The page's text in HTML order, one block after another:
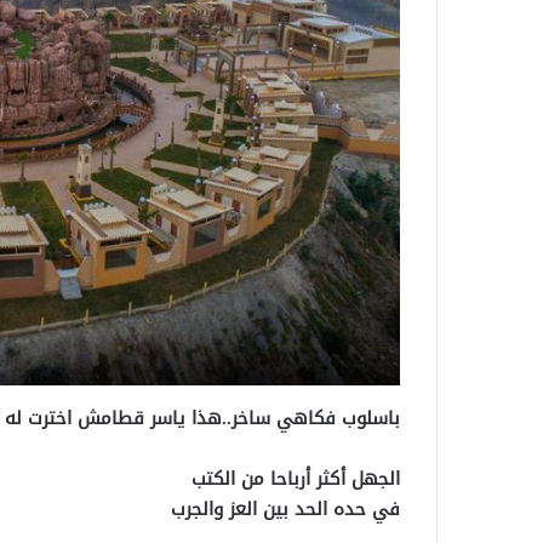
باسلوب فكاهي ساخر..هذا ياسر قطامش اخترت
الجهل أكثر أرباحا من الكتب
في حده الحد بين العز والجرب